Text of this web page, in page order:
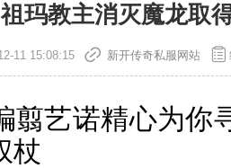
祖玛教主消灭魔龙取
11 15:08:15 新开传奇私服网站
翦艺诺精心为你
杖